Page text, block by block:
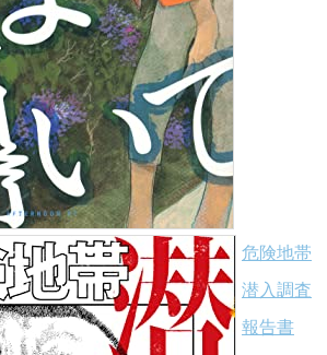
危険地帯
潜入調査
報告書